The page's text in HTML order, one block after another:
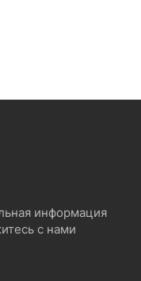
информация
с нами